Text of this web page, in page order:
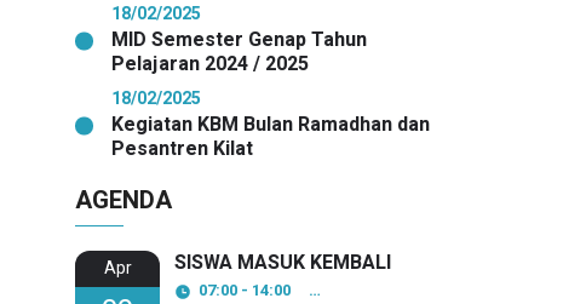
18/02/2025
MID Semester Genap Tahun
Pelajaran 2024 / 2025
18/02/2025
Kegiatan KBM Bulan Ramadhan dan
Pesantren Kilat
AGENDA
Apr SISWA MASUK KEMBALI
07:00 - 14:00